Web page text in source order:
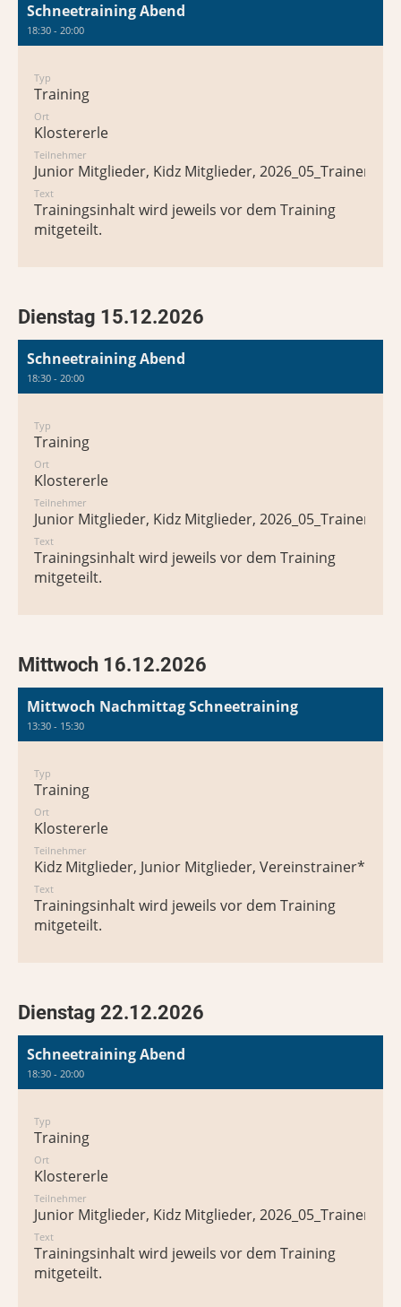
Schneetraining Abend
18:30 - 20:00
Typ
Training
Ort
Klostererle
Teilnehmer
Junior Mitglieder, Kidz Mitglieder, 2026_05_Trainer*in
Text
Trainingsinhalt wird jeweils vor dem Training
mitgeteilt.
Dienstag 15.12.2026
Schneetraining Abend
18:30 - 20:00
Typ
Training
Ort
Klostererle
Teilnehmer
Junior Mitglieder, Kidz Mitglieder, 2026_05_Trainer*in
Text
Trainingsinhalt wird jeweils vor dem Training
mitgeteilt.
Mittwoch 16.12.2026
Mittwoch Nachmittag Schneetraining
13:30 - 15:30
Typ
Training
Ort
Klostererle
Teilnehmer
Kidz Mitglieder, Junior Mitglieder, Vereinstrainer*in
Text
Trainingsinhalt wird jeweils vor dem Training
mitgeteilt.
Dienstag 22.12.2026
Schneetraining Abend
18:30 - 20:00
Typ
Training
Ort
Klostererle
Teilnehmer
Junior Mitglieder, Kidz Mitglieder, 2026_05_Trainer*in
Text
Trainingsinhalt wird jeweils vor dem Training
mitgeteilt.